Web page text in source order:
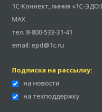
1С-Коннект,линия «1С-
MAX
тел. 8-800-533-31-41
email: epd@1c.ru
Подписка на рассылку:
на новости
на техподдержку